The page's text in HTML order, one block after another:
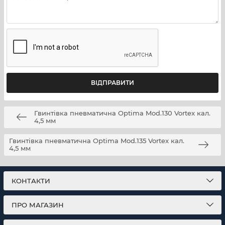
Гвинтівка пневматична Optima Mod.130 Vortex кал.
4,5 мм
Гвинтівка пневматична Optima Mod.135 Vortex кал.
4,5 мм
КОНТАКТИ
ПРО МАГАЗИН